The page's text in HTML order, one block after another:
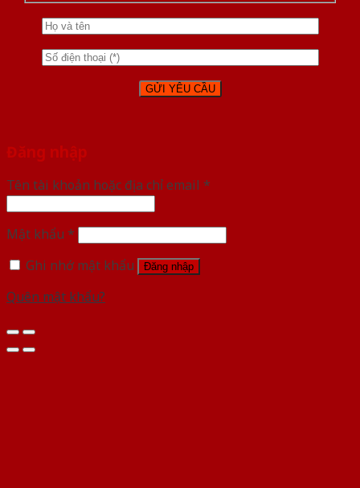
Đăng nhập
Tên tài khoản hoặc địa chỉ email *
Mật khẩu *
Ghi nhớ mật khẩu
Đăng nhập
Quên mật khẩu?